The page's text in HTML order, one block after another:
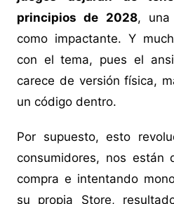
principios de 2028, una
como impactante. Y
con el tema, pues el
carece de versión física,
un código dentro.
Por supuesto, esto
consumidores, nos están
compra e intentando
su propia Store,